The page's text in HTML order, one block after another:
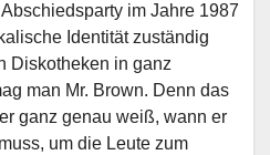
im Jahre 1987
Identität zuständig
Diskotheken in ganz
man Mr. Brown. Denn das
ganz genau weiß, wann er
um die Leute zum